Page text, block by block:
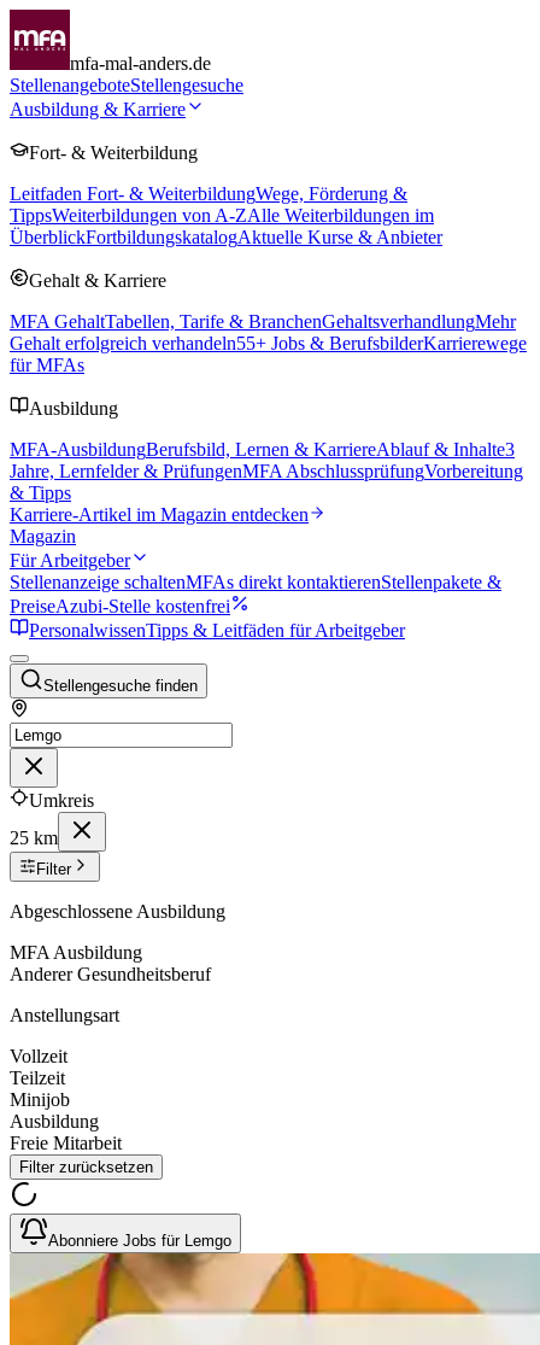
mfa-mal-anders.de
StellenangeboteStellengesuche
Ausbildung & Karriere
Fort- & Weiterbildung
Leitfaden Fort- & WeiterbildungWege, Förderung &
TippsWeiterbildungen von A-ZAlle Weiterbildungen im
ÜberblickFortbildungskatalogAktuelle Kurse & Anbieter
Gehalt & Karriere
MFA GehaltTabellen, Tarife & BranchenGehaltsverhandlungMehr
Gehalt erfolgreich verhandeln55+ Jobs & BerufsbilderKarrierewege
für MFAs
Ausbildung
MFA-AusbildungBerufsbild, Lernen & KarriereAblauf & Inhalte3
Jahre, Lernfelder & PrüfungenMFA AbschlussprüfungVorbereitung
& Tipps
Karriere-Artikel im Magazin entdecken
Magazin
Für Arbeitgeber
Stellenanzeige schaltenMFAs direkt kontaktierenStellenpakete &
PreiseAzubi-Stelle kostenfrei
PersonalwissenTipps & Leitfäden für Arbeitgeber
Stellengesuche finden
Umkreis
25 km
Filter
Abgeschlossene Ausbildung
MFA Ausbildung
Anderer Gesundheitsberuf
Anstellungsart
Vollzeit
Teilzeit
Minijob
Ausbildung
Freie Mitarbeit
Filter zurücksetzen
Abonniere Jobs für Lemgo